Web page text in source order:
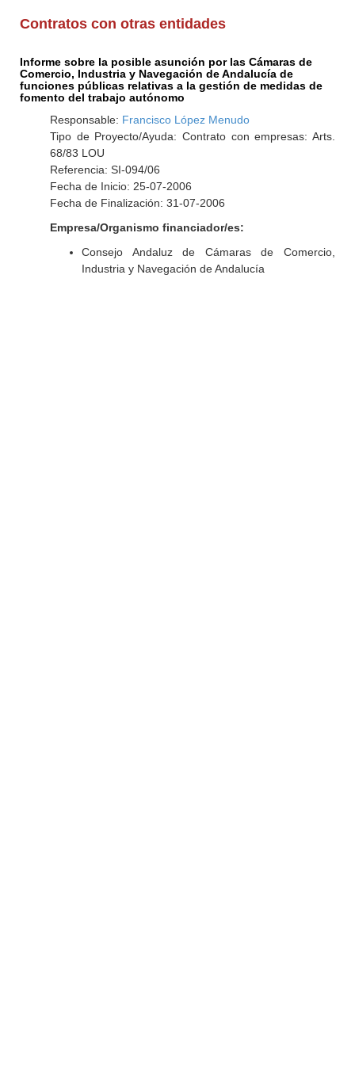
Contratos con otras entidades
Informe sobre la posible asunción por las Cámaras de
Comercio, Industria y Navegación de Andalucía de
funciones públicas relativas a la gestión de medidas de
fomento del trabajo autónomo
Responsable: Francisco López Menudo
Tipo de Proyecto/Ayuda: Contrato con empresas: Arts.
68/83 LOU
Referencia: SI-094/06
Fecha de Inicio: 25-07-2006
Fecha de Finalización: 31-07-2006
Empresa/Organismo financiador/es:
Consejo Andaluz de Cámaras de Comercio,
Industria y Navegación de Andalucía